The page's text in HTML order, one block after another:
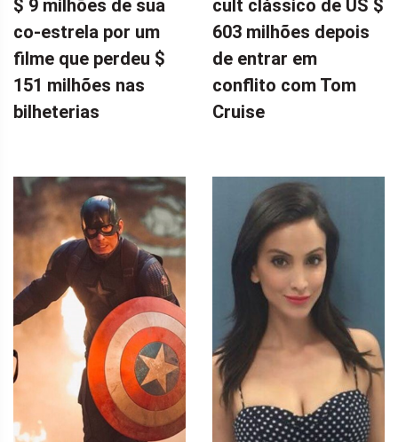
$ 9 milhões de sua
co-estrela por um
filme que perdeu $
151 milhões nas
bilheterias
cult clássico de US $
603 milhões depois
de entrar em
conflito com Tom
Cruise